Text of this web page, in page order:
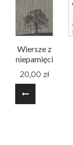
Wiersze z
niepamięci
20,00 zł